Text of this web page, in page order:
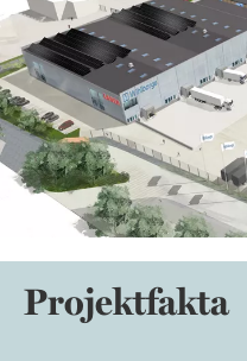
Projektfakta